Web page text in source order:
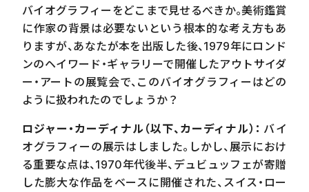
バイオグラフィーをどこまで見せるべきか。美術鑑賞
に作家の背景は必要ないという根本的な考え方もあ
りますが、あなたが本を出版した後、 1979年にロンド
ンのヘイワード・ギャラリーで開催したアウトサイダ
ー・アートの展覧会で、このバイオグラフィーはどの
ように扱われたのでしょうか？
ロジャー・カーディナル（以下、カーディナル）： バイ
オグラフィーの展示はしました。しかし、展示におけ
る重要な点は、 1970年代後半、デュビュッフェが寄贈
した膨大な作品をベースに開催された、スイス・ロー